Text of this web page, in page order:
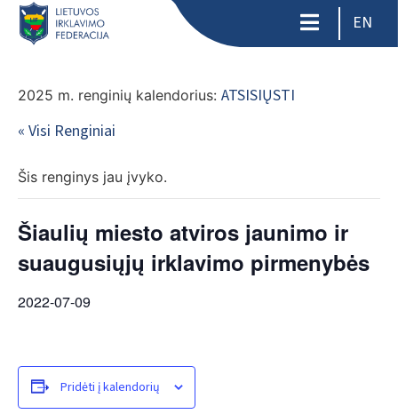
EN
2025 m. renginių kalendorius: ATSISIŲSTI
« Visi Renginiai
Šis renginys jau įvyko.
Šiaulių miesto atviros jaunimo ir
suaugusiųjų irklavimo pirmenybės
2022-07-09
Pridėti į kalendorių